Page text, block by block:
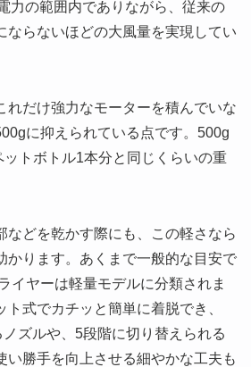
力の範囲内でありながら、従来の
ならないほどの大風量を実現してい
れだけ強力なモーターを積んでいな
に抑えられている点です。500g
トボトル1本分と同じくらいの重
などを乾かす際にも、この軽さなら
かります。あくまで一般的な目安で
イヤーは軽量モデルに分類されま
式でカチッと簡単に着脱でき、
ズルや、5段階に切り替えられる
い勝手を向上させる細やかな工夫も